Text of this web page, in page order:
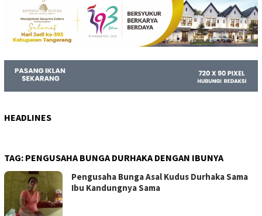
HEADLINES
TAG: PENGUSAHA BUNGA DURHAKA DENGAN IBUNYA
Pengusaha Bunga Asal Kudus Durhaka Sama
Ibu Kandungnya Sama